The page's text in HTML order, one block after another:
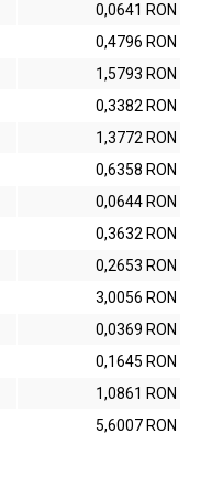
0,0641 RON
0,4796 RON
1,5793 RON
0,3382 RON
1,3772 RON
0,6358 RON
0,0644 RON
0,3632 RON
0,2653 RON
3,0056 RON
0,0369 RON
0,1645 RON
1,0861 RON
5,6007 RON